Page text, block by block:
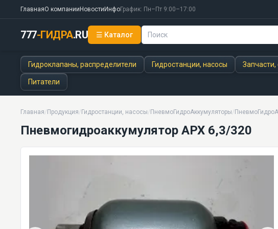
ГлавнаяО компании Новости ИнфоГрафик: Пн–Пт 9:00–17:00
777-ГИДРА.RU ☰ Каталог
Гидроклапаны, распределители Гидростанции, насосы Запчасти,
Питатели
Главная/ Продукция/ Гидростанции, насосы/ ПневмоГидроАккумуляторы/
Пневмогидроаккумулятор АРХ 6,3/320
Пневмогидроаккумулятор АРХ 6,3/320